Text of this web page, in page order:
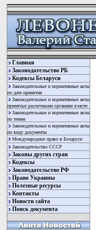
Главная
Законодательство РБ
Кодексы Беларуси
Законодательные и нормативные акты
по дате принятия
Законодательные и нормативные акты
принятые различными органами власти
Законодательные и нормативные акты
по темам
Законодательные и нормативные акты
по виду документы
Международное право в Беларуси
Законодательство СССР
Законы других стран
Кодексы
Законодательство РФ
Право Украины
Полезные ресурсы
Контакты
Новости сайта
Поиск документа